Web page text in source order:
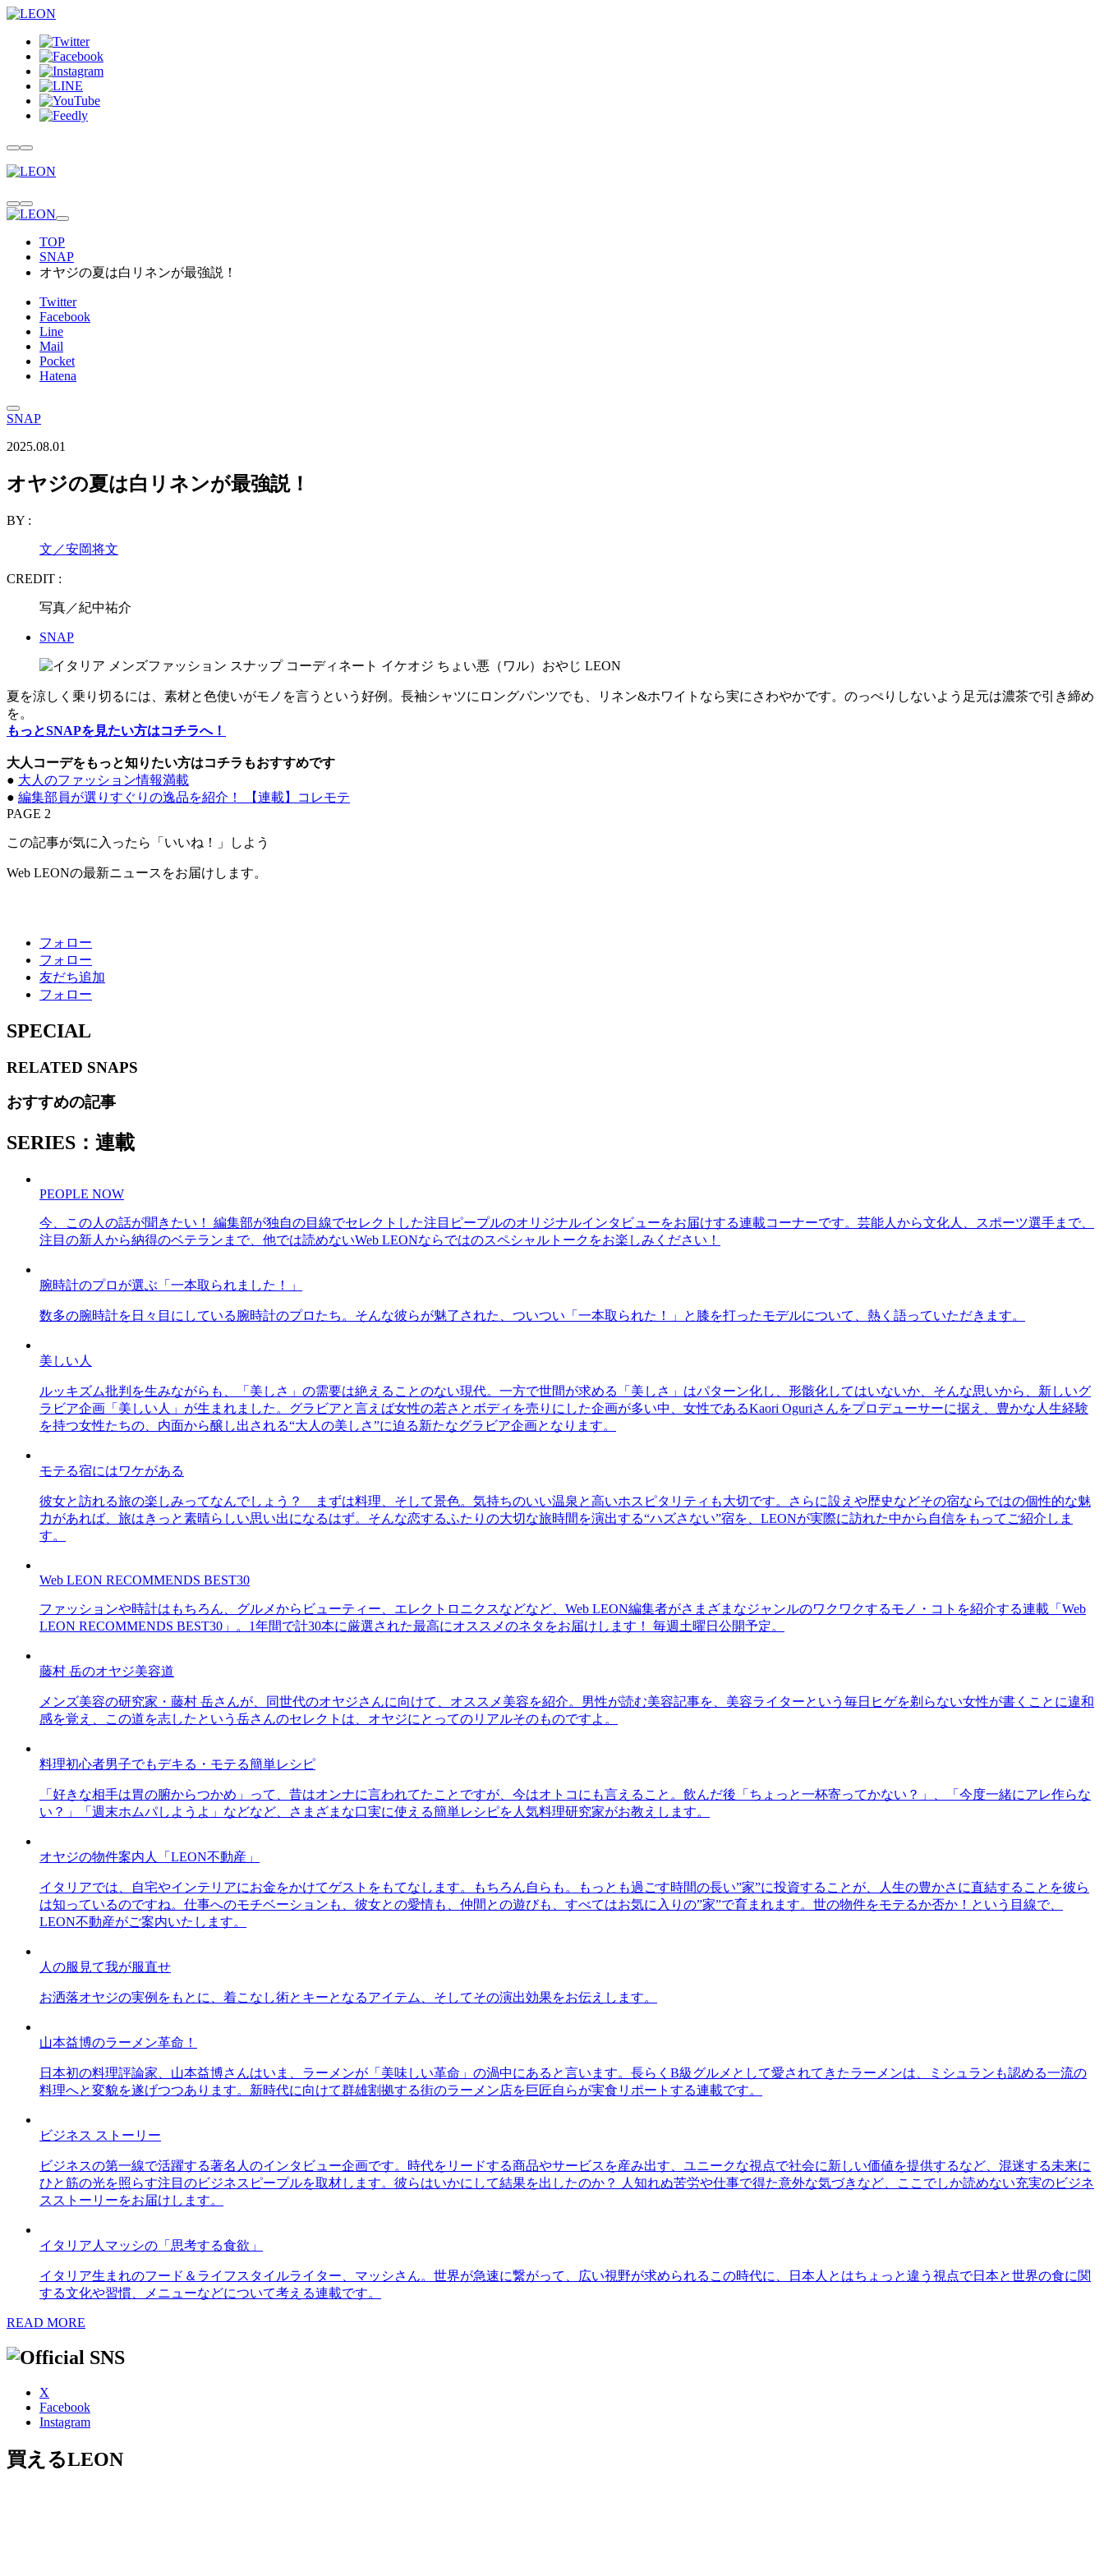
TOP
SNAP
オヤジの夏は白リネンが最強説！
Twitter
Facebook
Line
Mail
Pocket
Hatena
SNAP
2025.08.01
オヤジの夏は白リネンが最強説！
BY :
文／安岡将文
CREDIT :
写真／紀中祐介
SNAP
夏を涼しく乗り切るには、素材と色使いがモノを言うという好例。長袖シャツにロングパンツでも、リネン&ホワイトなら実にさわやかです。のっぺりしないよう足元は濃茶で引き締め
を。
もっとSNAPを見たい方はコチラへ！
大人コーデをもっと知りたい方はコチラもおすすめです
● 大人のファッション情報満載
● 編集部員が選りすぐりの逸品を紹介！ 【連載】コレモテ
PAGE 2
この記事が気に入ったら「いいね！」しよう
Web LEONの最新ニュースをお届けします。
フォロー
フォロー
友だち追加
フォロー
SPECIAL
RELATED SNAPS
おすすめの記事
SERIES：連載
PEOPLE NOW
今、この人の話が聞きたい！ 編集部が独自の目線でセレクトした注目ピープルのオリジナルインタビューをお届けする連載コーナーです。芸能人から文化人、スポーツ選手まで、
注目の新人から納得のベテランまで、他では読めないWeb LEONならではのスペシャルトークをお楽しみください！
腕時計のプロが選ぶ「一本取られました！」
数多の腕時計を日々目にしている腕時計のプロたち。そんな彼らが魅了された、ついつい「一本取られた！」と膝を打ったモデルについて、熱く語っていただきます。
美しい人
ルッキズム批判を生みながらも、「美しさ」の需要は絶えることのない現代。一方で世間が求める「美しさ」はパターン化し、形骸化してはいないか、そんな思いから、新しいグ
ラビア企画「美しい人」が生まれました。グラビアと言えば女性の若さとボディを売りにした企画が多い中、女性であるKaori Oguriさんをプロデューサーに据え、豊かな人生経験
を持つ女性たちの、内面から醸し出される“大人の美しさ”に迫る新たなグラビア企画となります。
モテる宿にはワケがある
彼女と訪れる旅の楽しみってなんでしょう？ まずは料理、そして景色。気持ちのいい温泉と高いホスピタリティも大切です。さらに設えや歴史などその宿ならではの個性的な魅
力があれば、旅はきっと素晴らしい思い出になるはず。そんな恋するふたりの大切な旅時間を演出する“ハズさない”宿を、LEONが実際に訪れた中から自信をもってご紹介しま
す。
Web LEON RECOMMENDS BEST30
ファッションや時計はもちろん、グルメからビューティー、エレクトロニクスなどなど、Web LEON編集者がさまざまなジャンルのワクワクするモノ・コトを紹介する連載「Web
LEON RECOMMENDS BEST30」。1年間で計30本に厳選された最高にオススメのネタをお届けします！ 毎週土曜日公開予定。
藤村 岳のオヤジ美容道
メンズ美容の研究家・藤村 岳さんが、同世代のオヤジさんに向けて、オススメ美容を紹介。男性が読む美容記事を、美容ライターという毎日ヒゲを剃らない女性が書くことに違和
感を覚え、この道を志したという岳さんのセレクトは、オヤジにとってのリアルそのものですよ。
料理初心者男子でもデキる・モテる簡単レシピ
「好きな相手は胃の腑からつかめ」って、昔はオンナに言われてたことですが、今はオトコにも言えること。飲んだ後「ちょっと一杯寄ってかない？」、「今度一緒にアレ作らな
い？」「週末ホムパしようよ」などなど、さまざまな口実に使える簡単レシピを人気料理研究家がお教えします。
オヤジの物件案内人「LEON不動産」
イタリアでは、自宅やインテリアにお金をかけてゲストをもてなします。もちろん自らも。もっとも過ごす時間の長い”家”に投資することが、人生の豊かさに直結することを彼ら
は知っているのですね。仕事へのモチベーションも、彼女との愛情も、仲間との遊びも、すべてはお気に入りの”家”で育まれます。世の物件をモテるか否か！という目線で、
LEON不動産がご案内いたします。
人の服見て我が服直せ
お洒落オヤジの実例をもとに、着こなし術とキーとなるアイテム、そしてその演出効果をお伝えします。
山本益博のラーメン革命！
日本初の料理評論家、山本益博さんはいま、ラーメンが「美味しい革命」の渦中にあると言います。長らくB級グルメとして愛されてきたラーメンは、ミシュランも認める一流の
料理へと変貌を遂げつつあります。新時代に向けて群雄割拠する街のラーメン店を巨匠自らが実食リポートする連載です。
ビジネス ストーリー
ビジネスの第一線で活躍する著名人のインタビュー企画です。時代をリードする商品やサービスを産み出す、ユニークな視点で社会に新しい価値を提供するなど、混迷する未来に
ひと筋の光を照らす注目のビジネスピープルを取材します。彼らはいかにして結果を出したのか？ 人知れぬ苦労や仕事で得た意外な気づきなど、ここでしか読めない充実のビジネ
スストーリーをお届けします。
イタリア人マッシの「思考する食欲」
イタリア生まれのフード＆ライフスタイルライター、マッシさん。世界が急速に繋がって、広い視野が求められるこの時代に、日本人とはちょっと違う視点で日本と世界の食に関
する文化や習慣、メニューなどについて考える連載です。
READ MORE
X
Facebook
Instagram
買えるLEON